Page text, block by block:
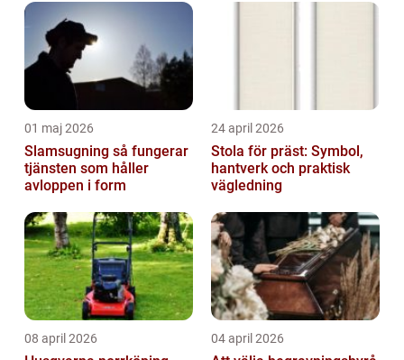
01 maj 2026
Slamsugning så fungerar
tjänsten som håller
avloppen i form
24 april 2026
Stola för präst: Symbol,
hantverk och praktisk
vägledning
08 april 2026 04 april 2026